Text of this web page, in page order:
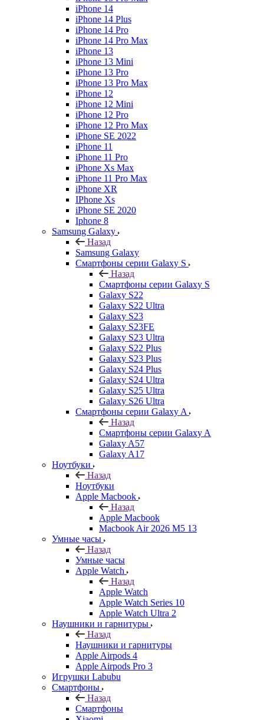
iPhone 14
iPhone 14 Plus
iPhone 14 Pro
iPhone 14 Pro Max
iPhone 13
iPhone 13 Mini
iPhone 13 Pro
iPhone 13 Pro Max
iPhone 12
iPhone 12 Mini
iPhone 12 Pro
iPhone 12 Pro Max
iPhone SE 2022
iPhone 11
iPhone 11 Pro
iPhone Xs Max
iPhone 11 Pro Max
iPhone XR
IPhone Xs
iPhone SE 2020
Iphone 8
Samsung Galaxy
Назад
Samsung Galaxy
Смартфоны серии Galaxy S
Назад
Смартфоны серии Galaxy S
Galaxy S22
Galaxy S22 Ultra
Galaxy S23
Galaxy S23FE
Galaxy S23 Ultra
Galaxy S22 Plus
Galaxy S23 Plus
Galaxy S24 Plus
Galaxy S24 Ultra
Galaxy S25 Ultra
Galaxy S26 Ultra
Смартфоны серии Galaxy A
Назад
Смартфоны серии Galaxy A
Galaxy A57
Galaxy A17
Ноутбуки
Назад
Ноутбуки
Apple Macbook
Назад
Apple Macbook
Macbook Air 2026 M5 13
Умные часы
Назад
Умные часы
Apple Watch
Назад
Apple Watch
Apple Watch Series 10
Apple Watch Ultra 2
Наушники и гарнитуры
Назад
Наушники и гарнитуры
Apple Airpods 4
Apple Airpods Pro 3
Игрушки Labubu
Смартфоны
Назад
Смартфоны